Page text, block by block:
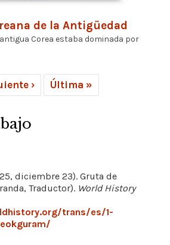
de la Antigüedad
Corea estaba dominada por
› Última »
diciembre 23). Gruta de
Traductor). World History
trans/es/1-